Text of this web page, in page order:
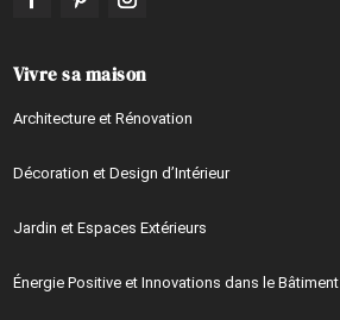
Vivre sa maison
Architecture et Rénovation
Décoration et Design d’Intérieur
Jardin et Espaces Extérieurs
Énergie Positive et Innovations dans le Bâtiment